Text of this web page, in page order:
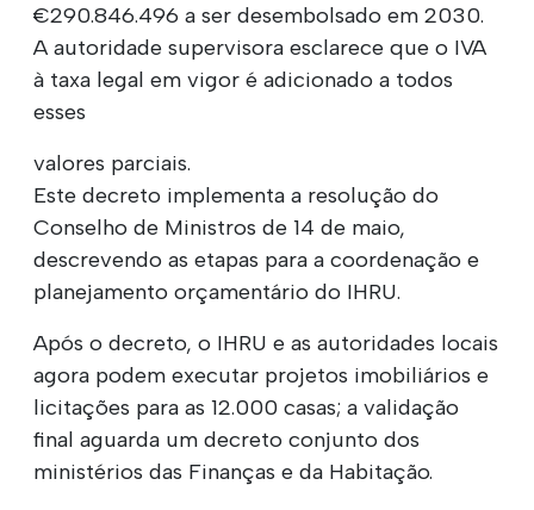
€290.846.496 a ser desembolsado em 2030.
A autoridade supervisora esclarece que o IVA
à taxa legal em vigor é adicionado a todos
esses
valores parciais.
Este decreto implementa a resolução do
Conselho de Ministros de 14 de maio,
descrevendo as etapas para a coordenação e
planejamento orçamentário do IHRU.
Após o decreto, o IHRU e as autoridades locais
agora podem executar projetos imobiliários e
licitações para as 12.000 casas; a validação
final aguarda um decreto conjunto dos
ministérios das Finanças e da Habitação.